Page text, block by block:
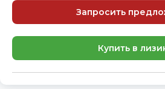
Запросить
Купить в